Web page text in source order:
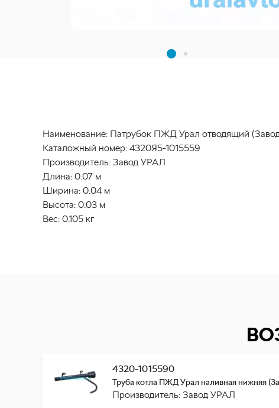
Наименование: Патрубок ПЖД Урал отводящий
Каталожный номер: 4320Я5-1015559
Производитель: Завод УРАЛ
Длина: 0.07 м
Ширина: 0.04 м
Высота: 0.03 м
Вес: 0.105 кг
4320-1015590
Труба котла ПЖД Урал наливная нижняя
Производитель: Завод УРАЛ